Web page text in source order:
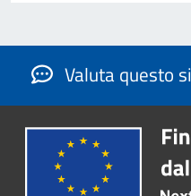
Valuta questo